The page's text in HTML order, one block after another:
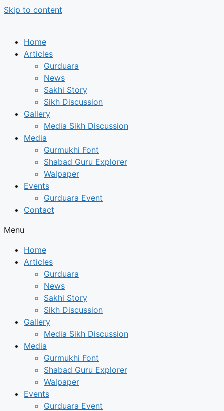
Skip to content
Home
Articles
Gurduara
News
Sakhi Story
Sikh Discussion
Gallery
Media Sikh Discussion
Media
Gurmukhi Font
Shabad Guru Explorer
Walpaper
Events
Gurduara Event
Contact
Menu
Home
Articles
Gurduara
News
Sakhi Story
Sikh Discussion
Gallery
Media Sikh Discussion
Media
Gurmukhi Font
Shabad Guru Explorer
Walpaper
Events
Gurduara Event